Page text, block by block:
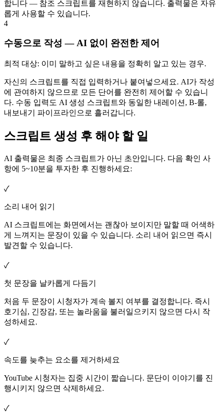
합니다 — 참조 스크립트를 재현하지 않습니다. 출력물은 자유
롭게 사용할 수 있습니다.
4
수동으로 작성 — AI 없이 완전한 제어
최적 대상: 이미 말하고 싶은 내용을 정확히 알고 있는 경우.
자신의 스크립트를 직접 입력하거나 붙여넣으세요. AI가 작성
에 관여하지 않으므로 모든 단어를 완전히 제어할 수 있습니
다. 수동 입력도 AI 생성 스크립트와 동일한 내레이션, B-롤,
내보내기 파이프라인으로 흘러갑니다.
스크립트 생성 후 해야 할 일
AI 출력물은 최종 스크립트가 아닌 초안입니다. 다음 확인 사
항에 5~10분을 투자한 후 진행하세요:
✓
소리 내어 읽기
AI 스크립트에는 화면에서는 괜찮아 보이지만 말할 때 어색하
게 느껴지는 문장이 있을 수 있습니다. 소리 내어 읽으면 즉시
발견할 수 있습니다.
✓
첫 문장을 날카롭게 다듬기
처음 두 문장이 시청자가 계속 볼지 여부를 결정합니다. 즉시
호기심, 긴장감, 또는 놀라움을 불러일으키지 않으면 다시 작
성하세요.
✓
속도를 늦추는 요소를 제거하세요
YouTube 시청자는 집중 시간이 짧습니다. 문단이 이야기를 진
행시키지 않으면 삭제하세요.
✓